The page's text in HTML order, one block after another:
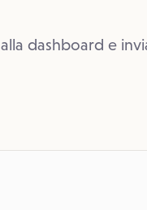
dashboard e